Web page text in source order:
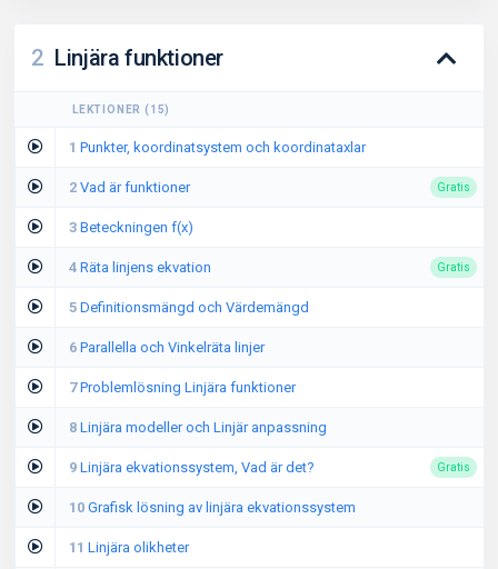
2 Linjära funktioner
LEKTIONER (15)
1 Punkter, koordinatsystem och koordinataxlar
2 Vad är funktioner Gratis
3 Beteckningen f(x)
4 Räta linjens ekvation Gratis
5 Definitionsmängd och Värdemängd
6 Parallella och Vinkelräta linjer
7Problemlösning Linjära funktioner
8 Linjära modeller och Linjär anpassning
9 Linjära ekvationssystem, Vad är det? Gratis
10 Grafisk lösning av linjära ekvationssystem
11 Linjära olikheter